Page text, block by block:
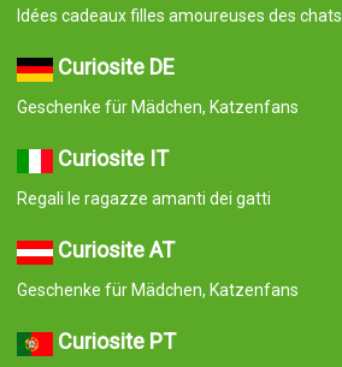
Idées cadeaux filles amoureuses des chats
Curiosite DE
Geschenke für Mädchen, Katzenfans
Curiosite IT
Regali le ragazze amanti dei gatti
Curiosite AT
Geschenke für Mädchen, Katzenfans
Curiosite PT